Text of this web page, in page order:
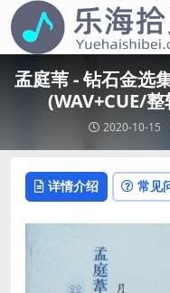
孟庭苇 - 钻石金选
(WAV+CUE/
2020-10-15
详情介绍 常见